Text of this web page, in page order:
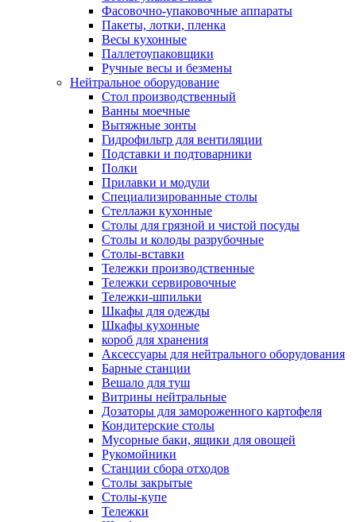
Фасовочно-упаковочные аппараты
Пакеты, лотки, пленка
Весы кухонные
Паллетоупаковщики
Ручные весы и безмены
Нейтральное оборудование
Cтол производственный
Ванны моечные
Вытяжные зонты
Гидрофильтр для вентиляции
Подставки и подтоварники
Полки
Прилавки и модули
Специализированные столы
Стеллажи кухонные
Столы для грязной и чистой посуды
Столы и колоды разрубочные
Столы-вставки
Тележки производственные
Тележки сервировочные
Тележки-шпильки
Шкафы для одежды
Шкафы кухонные
короб для хранения
Аксессуары для нейтрального оборудования
Барные станции
Вешало для туш
Витрины нейтральные
Дозаторы для замороженного картофеля
Кондитерские столы
Мусорные баки, ящики для овощей
Рукомойники
Станции сбора отходов
Столы закрытые
Столы-купе
Тележки